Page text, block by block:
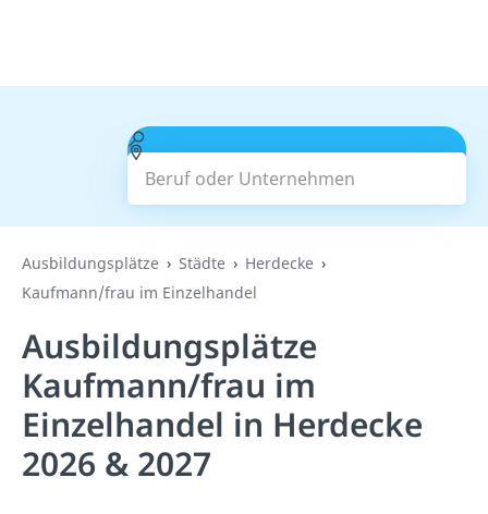
Beruf oder Unternehmen
Suchen
Ausbildungsplätze Städte
Herdecke
Kaufmann/frau im Einzelhandel
Ausbildungsplätze
Kaufmann/frau im
Einzelhandel in Herdecke
2026 & 2027